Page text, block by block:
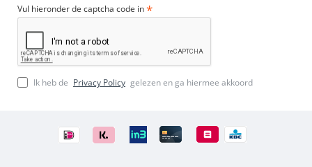
Vul hieronder de captcha code in
Ik heb de Privacy Policy gelezen en ga hiermee akkoord